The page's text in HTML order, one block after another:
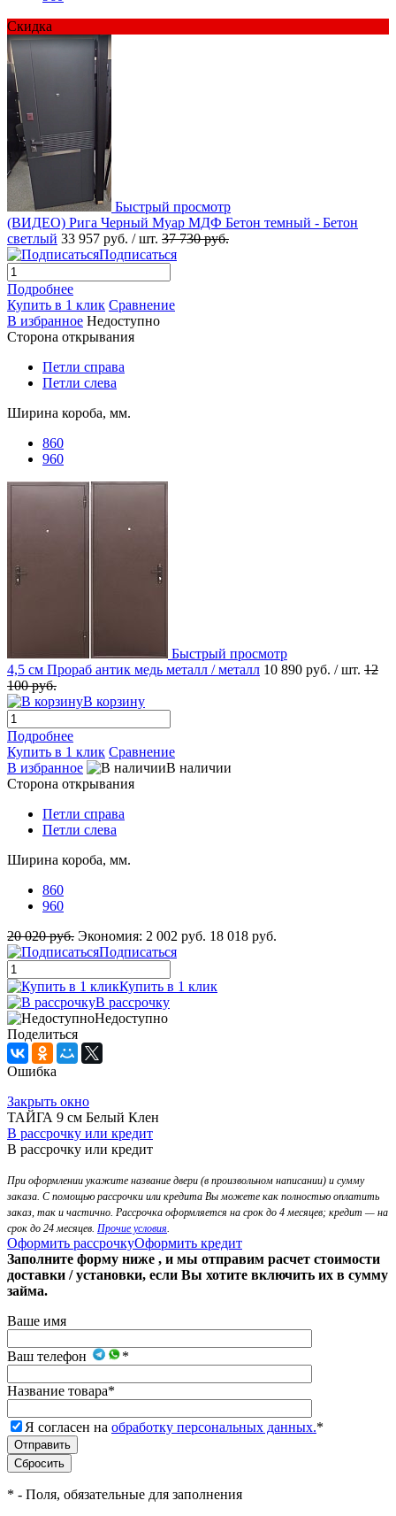
Скидка
Быстрый просмотр
(ВИДЕО) Рига Черный Муар МДФ Бетон темный - Бетон
светлый 33 957 руб. / шт. 37 730 руб.
Подписаться
Подробнее
Купить в 1 клик Сравнение
В избранное Недоступно
Сторона открывания
Петли справа
Петли слева
Ширина короба, мм.
860
960
Быстрый просмотр
4,5 см Прораб антик медь металл / металл 10 890 руб. / шт. 12
100 руб.
В корзину
Подробнее
Купить в 1 клик Сравнение
В избранное
В наличии
Сторона открывания
Петли справа
Петли слева
Ширина короба, мм.
860
960
20 020 руб. Экономия: 2 002 руб. 18 018 руб.
Подписаться
Купить в 1 клик
В рассрочку
Недоступно
Поделиться
Ошибка
Закрыть окно
ТАЙГА 9 см Белый Клен
В рассрочку или кредит
В рассрочку или кредит
При оформлении укажите название двери (в произвольном написании) и сумму
заказа. С помощью рассрочки или кредита Вы можете как полностью оплатить
заказ, так и частично. Рассрочка оформляется на срок до 4 месяцев; кредит — на
срок до 24 месяцев. Прочие условия.
Оформить рассрочкуОформить кредит
Заполните форму ниже , и мы отправим расчет стоимости
доставки / установки, если Вы хотите включить их в сумму
займа.
Ваше имя
Ваш телефон *
Название товара*
Я согласен на обработку персональных данных.*
* - Поля, обязательные для заполнения